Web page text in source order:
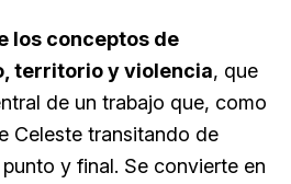
los conceptos de
territorio y violencia, que
de un trabajo que, como
Celeste transitando de
y final. Se convierte en